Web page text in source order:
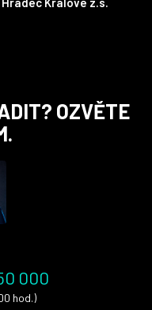
z 5 hvězdiček.
sady dresů ;)
OZVĚTE
000
hod.)